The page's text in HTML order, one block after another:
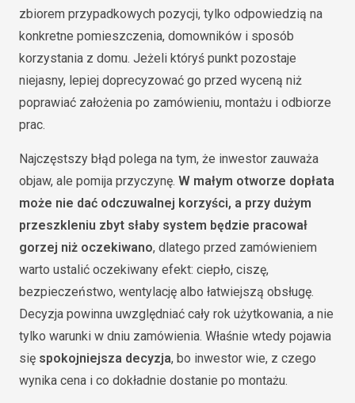
zbiorem przypadkowych pozycji, tylko odpowiedzią na
konkretne pomieszczenia, domowników i sposób
korzystania z domu. Jeżeli któryś punkt pozostaje
niejasny, lepiej doprecyzować go przed wyceną niż
poprawiać założenia po zamówieniu, montażu i odbiorze
prac.
Najczęstszy błąd polega na tym, że inwestor zauważa
objaw, ale pomija przyczynę. W małym otworze dopłata
może nie dać odczuwalnej korzyści, a przy dużym
przeszkleniu zbyt słaby system będzie pracował
gorzej niż oczekiwano, dlatego przed zamówieniem
warto ustalić oczekiwany efekt: ciepło, ciszę,
bezpieczeństwo, wentylację albo łatwiejszą obsługę.
Decyzja powinna uwzględniać cały rok użytkowania, a nie
tylko warunki w dniu zamówienia. Właśnie wtedy pojawia
się spokojniejsza decyzja, bo inwestor wie, z czego
wynika cena i co dokładnie dostanie po montażu.